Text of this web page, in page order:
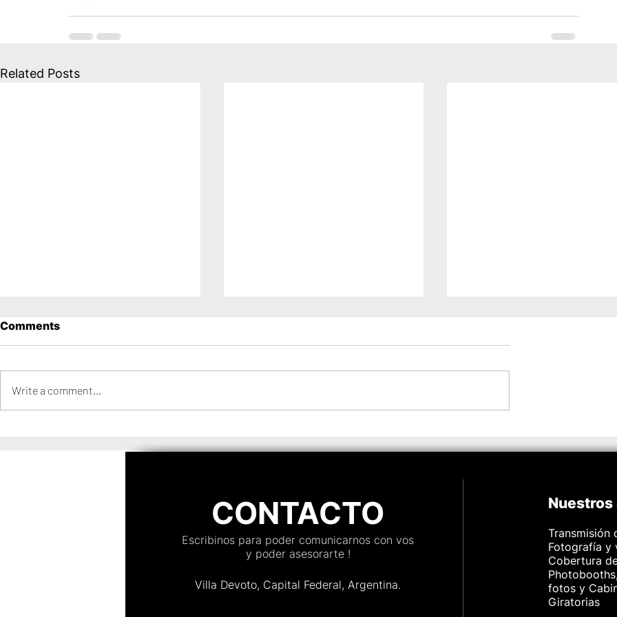
Related Posts
de una boda
Rodolfo en PuntoBahia
Comments
Write a comment...
CONTACTO
Escribinos para poder comunicarnos con vos
y poder asesorarte !
Villa Devoto, Capital Federal, Argentina.
Transmisión
Fotografía y
Cobertura
fotos y
Giratorias